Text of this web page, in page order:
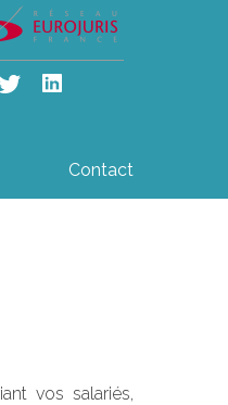
Contact
vos salariés,